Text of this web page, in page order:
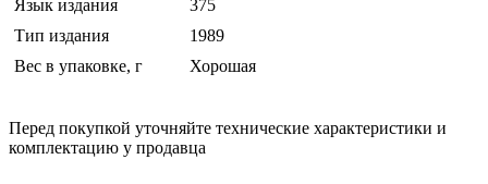
Язык издания
375
Тип издания
1989
Вес в упаковке, г
Хорошая
Перед покупкой уточняйте технические характеристики и
комплектацию у продавца